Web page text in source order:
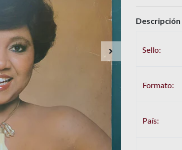
Descripción
Sello:
Formato:
País: